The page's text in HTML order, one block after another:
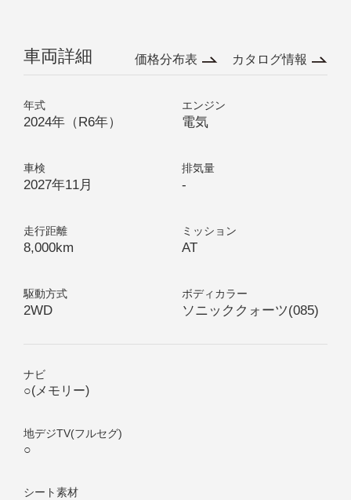
車両詳細 価格分布表 カタログ情報
年式
2024年（R6年）
エンジン
電気
車検
2027年11月
排気量
-
走行距離
8,000km
ミッション
AT
駆動方式
2WD
ボディカラー
ソニッククォーツ(085)
ナビ
○(メモリー)
地デジTV(フルセグ)
○
シート素材